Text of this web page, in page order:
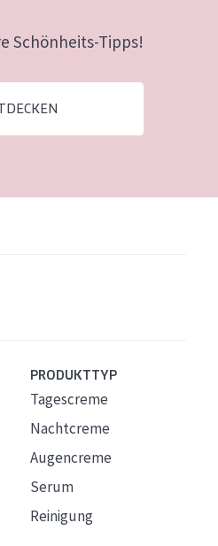
Schönheits-Tipps!
PRODUKTTYP
Tagescreme
Nachtcreme
Augencreme
Serum
Reinigung